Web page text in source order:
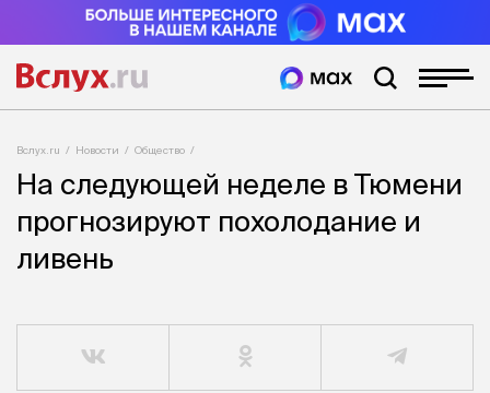
Вслух.ru Новости Общество
На следующей неделе в Тюмени
прогнозируют похолодание и
ливень